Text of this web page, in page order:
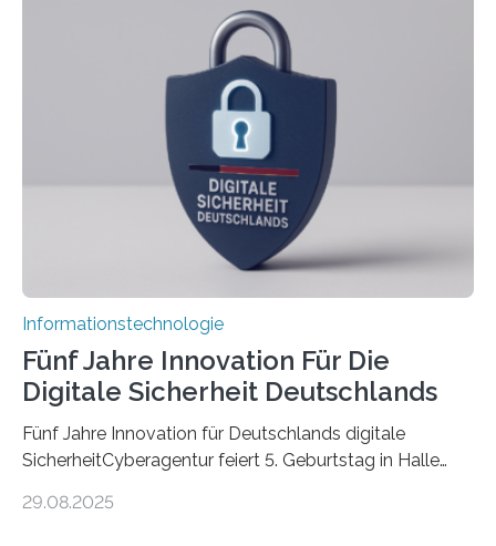
koordiniert wird. Ab dem 1. September werden sich
über einen Zeitraum von vier Jahren insgesamt 15
Promovierende im Rahmen von CAVECORE mit
kognitiven Robotern beschäftigen – also mit Robotern,
die mittels Sensoren ihre Umgebung erfassen,
Informationen verarbeiten und häufig auch mit…
Informationstechnologie
Fünf Jahre Innovation Für Die
Digitale Sicherheit Deutschlands
Fünf Jahre Innovation für Deutschlands digitale
SicherheitCyberagentur feiert 5. Geburtstag in Halle
ErfolgeDie Agentur für Innovation in der
29.08.2025